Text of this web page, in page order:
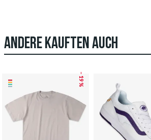
ANDERE KAUFTEN AUCH
– 19 %